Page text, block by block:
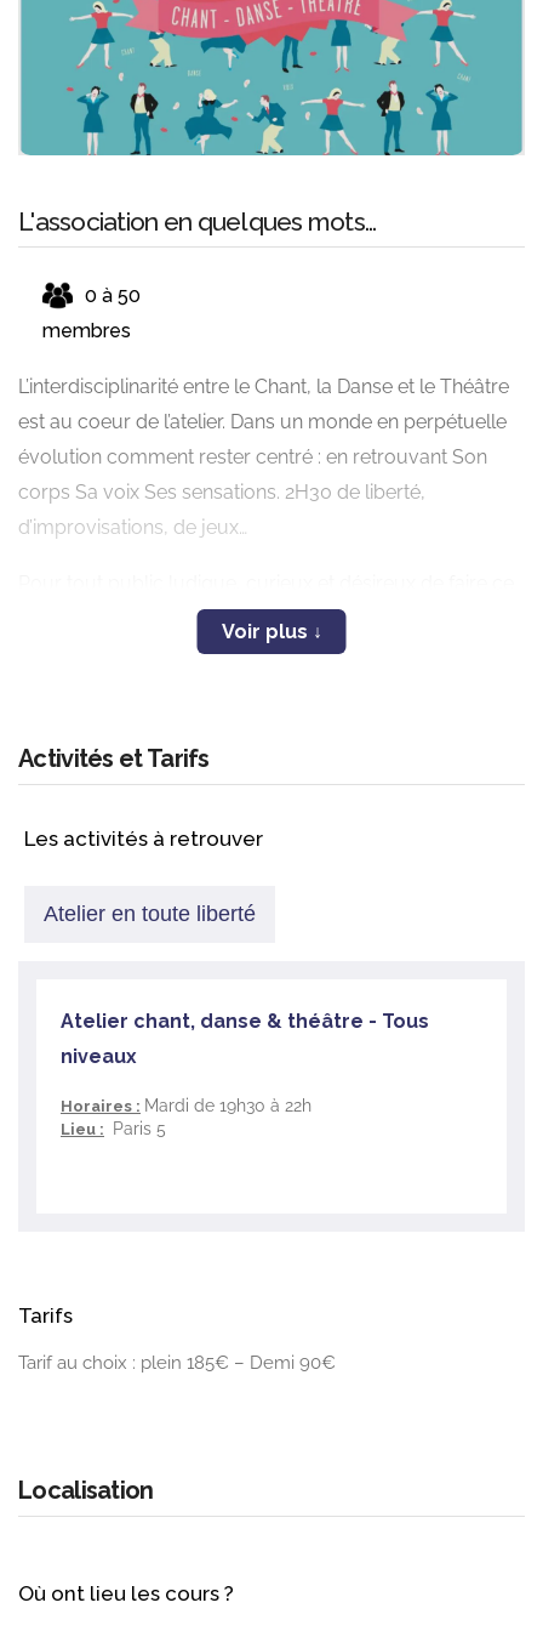
L'association en quelques mots...
0 à 50
membres
L’interdisciplinarité entre le Chant, la Danse et le Théâtre
est au coeur de l’atelier. Dans un monde en perpétuelle
évolution comment rester centré : en retrouvant Son
corps Sa voix Ses sensations. 2H30 de liberté,
d’improvisations, de jeux…
voyage tous les mardis soirs!
Activités et Tarifs
Les activités à retrouver
Atelier en toute liberté
Atelier chant, danse & théâtre - Tous
niveaux
Horaires : Mardi de 19h30 à 22h
Lieu : Paris 5
Tarifs
Tarif au choix : plein 185€ – Demi 90€
Localisation
Où ont lieu les cours ?